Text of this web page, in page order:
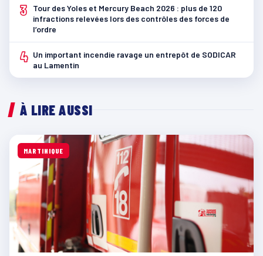
3
Tour des Yoles et Mercury Beach 2026 : plus de 120
infractions relevées lors des contrôles des forces de
l’ordre
4 Un important incendie ravage un entrepôt de SODICAR
au Lamentin
À LIRE AUSSI
MARTINIQUE